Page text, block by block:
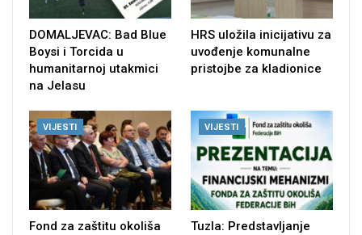
DOMALJEVAC: Bad Blue
Boysi i Torcida u
humanitarnoj utakmici
na Jelasu
HRS uložila inicijativu za
uvođenje komunalne
pristojbe za kladionice
VIJESTI
Fond za zaštitu okoliša
VIJESTI
Tuzla: Predstavljanje